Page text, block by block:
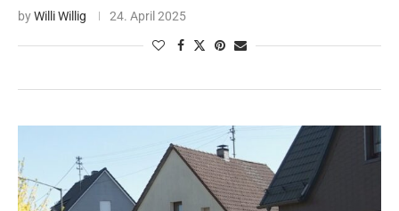
byWilli Willig 24. April 2025